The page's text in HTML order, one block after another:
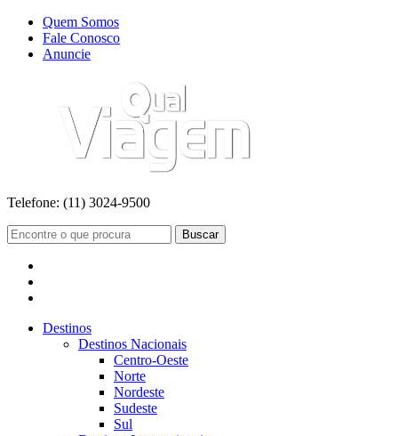
Quem Somos
Fale Conosco
Anuncie
Telefone: (11) 3024-9500
Buscar
Destinos
Destinos Nacionais
Centro-Oeste
Norte
Nordeste
Sudeste
Sul